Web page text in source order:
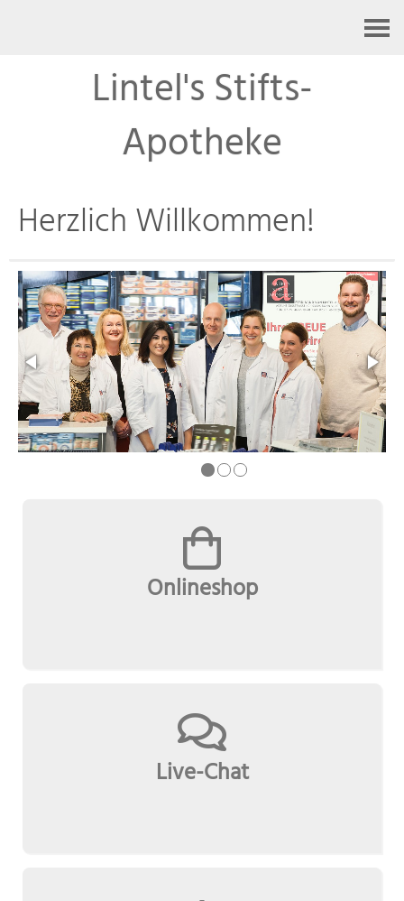
Lintel's Stifts-
Apotheke
Herzlich Willkommen!
Onlineshop
Live-Chat